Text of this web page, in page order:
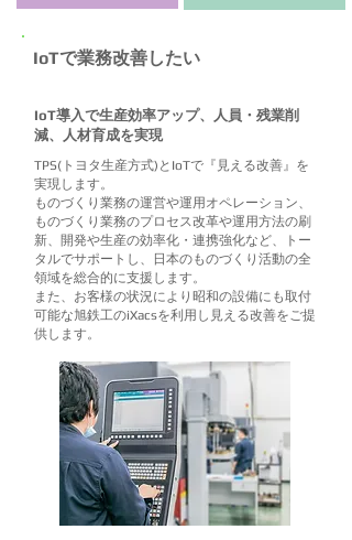
​IoTで業務改善したい
IoT導入で生産効率アップ、人員・残業削
減、人材育成を実現
TPS(トヨタ生産方式)とIoTで『見える改善』を
実現します。
ものづくり業務の運営や運用オペレーション、
ものづくり業務のプロセス改革や運用方法の刷
新、開発や生産の効率化・連携強化など、トー
タルでサポートし、日本のものづくり活動の全
領域を総合的に支援します。
また、お客様の状況により昭和の設備にも取付
可能な旭鉄工のiXacsを利用し見える改善をご提
供します。